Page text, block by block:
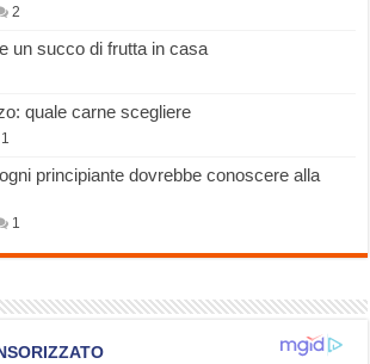
2
un succo di frutta in casa
quale carne scegliere
1
principiante dovrebbe conoscere alla
1